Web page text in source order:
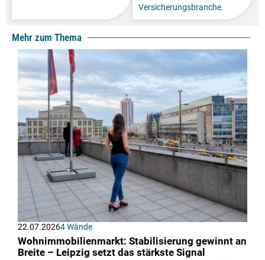
Versicherungsbranche.
Mehr zum Thema
22.07.20264 Wände
Wohnimmobilienmarkt: Stabilisierung gewinnt an
Breite – Leipzig setzt das stärkste Signal